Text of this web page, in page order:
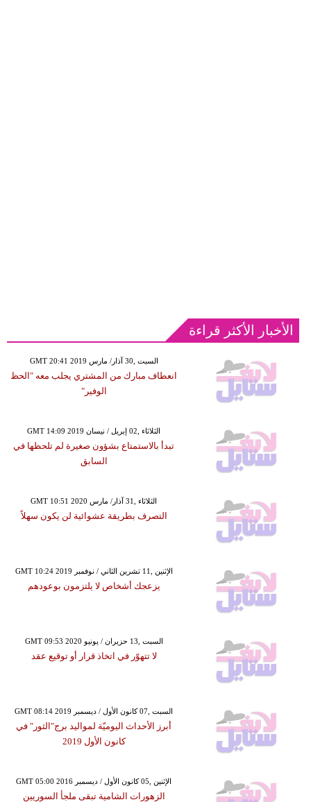
الأخبار الأكثر قراءة
GMT 20:41 2019 السبت ,30 آذار/ مارس
انعطاف مبارك من المشتري يجلب معه "الحظ
الوفير"
GMT 14:09 2019 الثلاثاء ,02 إبريل / نيسان
تبدأ بالاستمتاع بشؤون صغيرة لم تلحظها في
السابق
GMT 10:51 2020 الثلاثاء ,31 آذار/ مارس
التصرف بطريقة عشوائية لن يكون سهلاً
GMT 10:24 2019 الإثنين ,11 تشرين الثاني / نوفمبر
يزعجك أشخاص لا يلتزمون بوعودهم
GMT 09:53 2020 السبت ,13 حزيران / يونيو
لا تتهوّر في اتخاذ قرار أو توقيع عقد
GMT 08:14 2019 السبت ,07 كانون الأول / ديسمبر
أبرز الأحداث اليوميّة لمواليد برج"الثور" في
كانون الأول 2019
GMT 05:00 2016 الإثنين ,05 كانون الأول / ديسمبر
الزهورات الشامية تبقى ملجأ السوريين